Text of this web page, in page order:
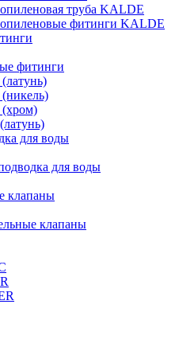
труба KALDE
фитинги KALDE
фитинги
для воды
для воды
клапаны
клапаны